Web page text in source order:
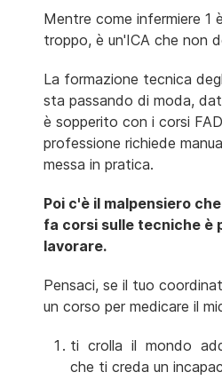
Mentre come infermiere 1
troppo, è un'ICA che non
La formazione tecnica
sta passando di moda,
è sopperito con i corsi
professione richiede
messa in pratica.
Poi c'è il malpensiero
fa corsi sulle tecniche è
lavorare.
Pensaci, se il tuo
un corso per medicare il
ti crolla il mondo
che ti creda un